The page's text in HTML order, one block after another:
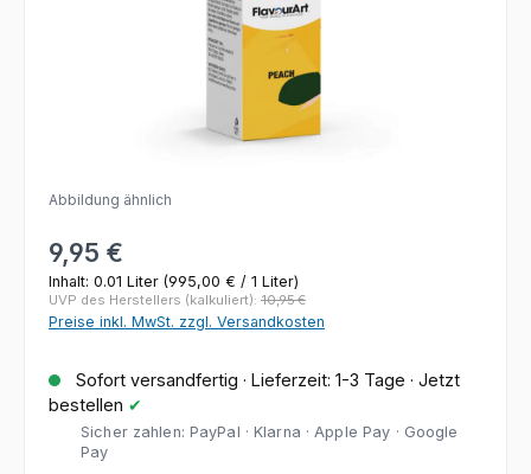
Abbildung ähnlich
Regulärer Preis:
9,95 €
Inhalt: 0.01 Liter (995,00 € / 1 Liter)
UVP des Herstellers (kalkuliert): 10,95 €
Preise inkl. MwSt. zzgl. Versandkosten
Sofort versandfertig · Lieferzeit: 1-3 Tage · Jetzt
bestellen ✔
Sicher zahlen: PayPal · Klarna · Apple Pay · Google
Pay